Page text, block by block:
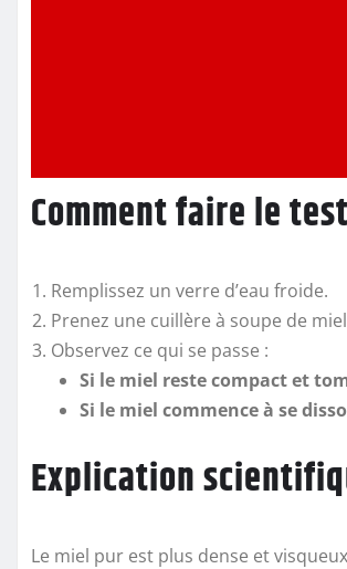
Comment faire le
Remplissez un verre d’eau froide.
Prenez une cuillère à soupe de
Observez ce qui se passe :
Si le miel reste compact et
Si le miel commence à se
Explication
Le miel pur est plus dense et